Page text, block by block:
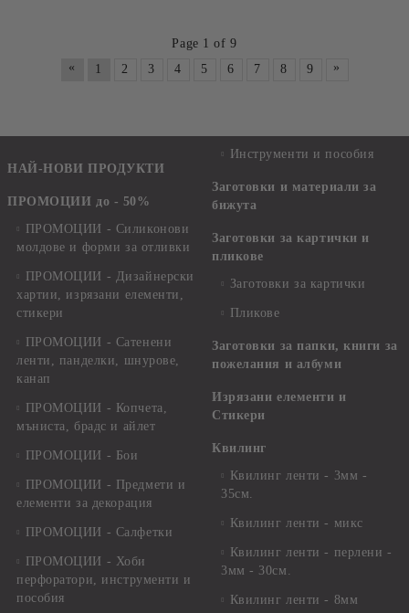
Page 1 of 9
«
1 2 3 4 5 6 7 8 9 »
НАЙ-НОВИ ПРОДУКТИ
ПРОМОЦИИ до - 50%
ПРОМОЦИИ - Силиконови
молдове и форми за отливки
ПРОМОЦИИ - Дизайнерски
хартии, изрязани елементи,
стикери
ПРОМОЦИИ - Сатенени
ленти, панделки, шнурове,
канап
ПРОМОЦИИ - Копчета,
мъниста, брадс и айлет
ПРОМОЦИИ - Бои
ПРОМОЦИИ - Предмети и
елементи за декорация
ПРОМОЦИИ - Салфетки
ПРОМОЦИИ - Хоби
перфоратори, инструменти и
пособия
Инструменти и пособия
Заготовки и материали за
бижута
Заготовки за картички и
пликове
Заготовки за картички
Пликове
Заготовки за папки, книги за
пожелания и албуми
Изрязани елементи и
Стикери
Квилинг
Квилинг ленти - 3мм -
35см.
Квилинг ленти - микс
Квилинг ленти - перлени -
3мм - 30см.
Квилинг ленти - 8мм